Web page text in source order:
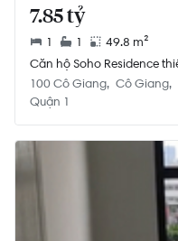
7.85 tỷ
1 1
49.8 m²
Căn hộ Soho Residence
100 Cô Giang Cô Giang
Quận 1